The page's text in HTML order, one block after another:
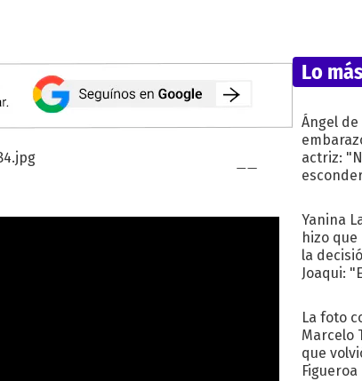
Lo
Ángel
actriz:
Yanina
hizo que
la
Joaqui:
La foto
Marcelo
que
Figueroa